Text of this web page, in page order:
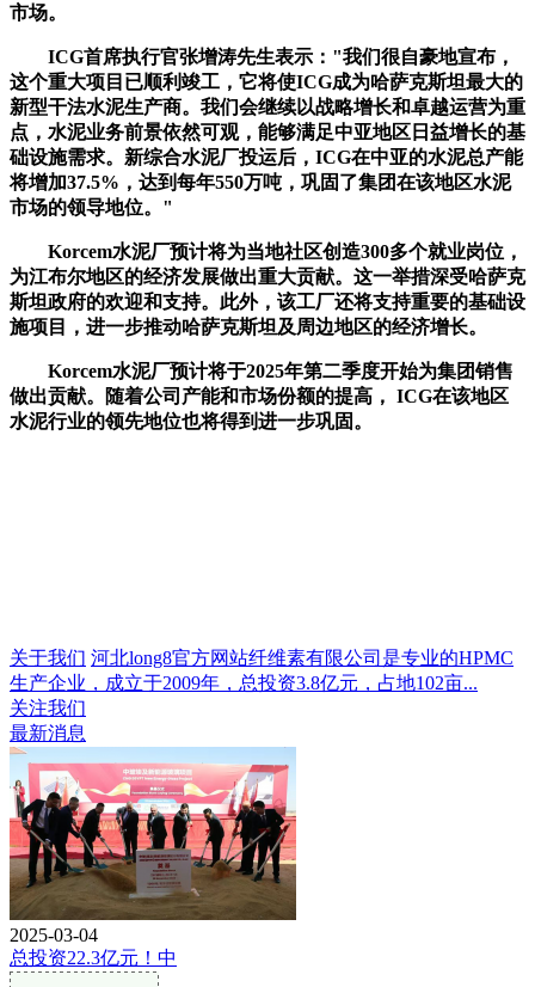
市场。
ICG首席执行官张增涛先生表示："我们很自豪地宣布，
这个重大项目已顺利竣工，它将使ICG成为哈萨克斯坦最大的
新型干法水泥生产商。我们会继续以战略增长和卓越运营为重
点，水泥业务前景依然可观，能够满足中亚地区日益增长的基
础设施需求。新综合水泥厂投运后，ICG在中亚的水泥总产能
将增加37.5%，达到每年550万吨，巩固了集团在该地区水泥
市场的领导地位。"
Korcem水泥厂预计将为当地社区创造300多个就业岗位，
为江布尔地区的经济发展做出重大贡献。这一举措深受哈萨克
斯坦政府的欢迎和支持。此外，该工厂还将支持重要的基础设
施项目，进一步推动哈萨克斯坦及周边地区的经济增长。
Korcem水泥厂预计将于2025年第二季度开始为集团销售
做出贡献。随着公司产能和市场份额的提高， ICG在该地区
水泥行业的领先地位也将得到进一步巩固。
关于我们 河北long8官方网站纤维素有限公司是专业的HPMC
生产企业，成立于2009年，总投资3.8亿元，占地102亩...
关注我们
最新消息
2025-03-04
总投资22.3亿元！中